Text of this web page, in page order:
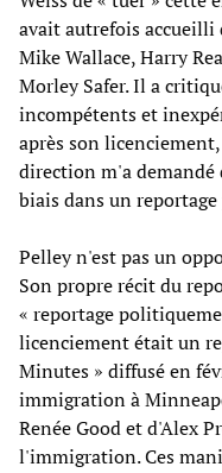
avait autrefois accueilli
Mike Wallace, Harry
Morley Safer. Il a
incompétents et
après son
direction m'a demandé
biais dans un
Pelley n'est pas un
Son propre récit du
« reportage
licenciement était un
Minutes » diffusé en
immigration à
Renée Good et d'Alex
l'immigration. Ces